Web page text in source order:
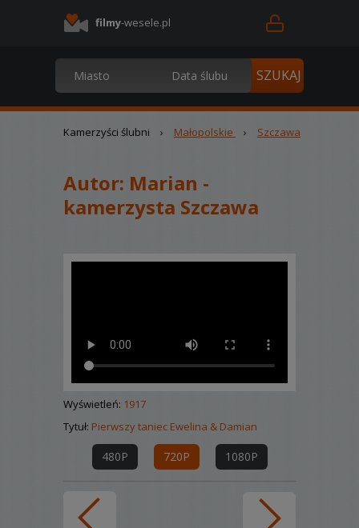
filmy-wesele.pl
Kamerzyści ślubni › Małopolskie › Szczawa
Autor: Marian -
kamerzysta Szczawa
Wyświetleń: 1917
Tytuł: Pierwszy taniec Ewelina & Damian
480P 720P 1080P